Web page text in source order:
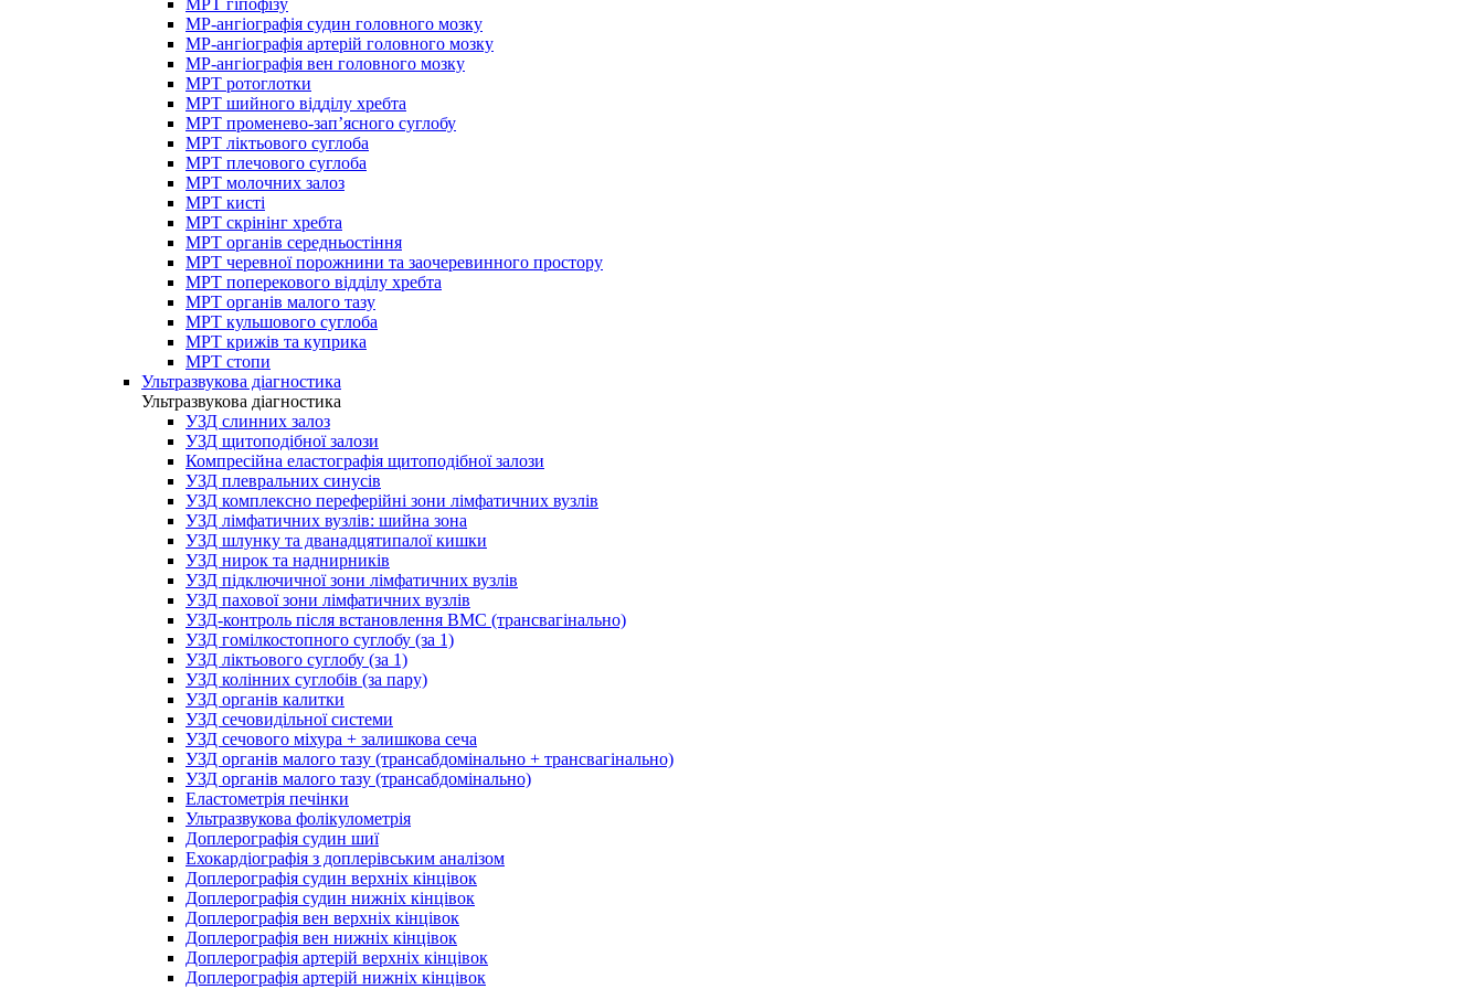
МРТ гіпофізу
МР-ангіографія судин головного мозку
МР-ангіографія артерій головного мозку
МР-ангіографія вен головного мозку
МРТ ротоглотки
МРТ шийного відділу хребта
МРТ променево-зап’ясного суглобу
МРТ ліктьового суглоба
МРТ плечового суглоба
МРТ молочних залоз
МРТ кисті
МРТ скрінінг хребта
МРТ органів середньостіння
МРТ черевної порожнини та заочеревинного простору
МРТ поперекового відділу хребта
МРТ органів малого тазу
МРТ кульшового суглоба
МРТ крижів та куприка
МРТ стопи
Ультразвукова діагностика
Ультразвукова діагностика
УЗД слинних залоз
УЗД щитоподібної залози
Компресійна еластографія щитоподібної залози
УЗД плевральних синусів
УЗД комплексно переферійні зони лімфатичних вузлів
УЗД лімфатичних вузлів: шийна зона
УЗД шлунку та дванадцятипалої кишки
УЗД нирок та наднирників
УЗД підключичної зони лімфатичних вузлів
УЗД пахової зони лімфатичних вузлів
УЗД-контроль після встановлення ВМС (трансвагінально)
УЗД гомілкостопного суглобу (за 1)
УЗД ліктьового суглобу (за 1)
УЗД колінних суглобів (за пару)
УЗД органів калитки
УЗД сечовидільної системи
УЗД сечового міхура + залишкова сеча
УЗД органів малого тазу (трансабдомінально + трансвагінально)
УЗД органів малого тазу (трансабдомінально)
Еластометрія печінки
Ультразвукова фолікулометрія
Доплерографія судин шиї
Ехокардіографія з доплерівським аналізом
Доплерографія судин верхніх кінцівок
Доплерографія судин нижніх кінцівок
Доплерографія вен верхніх кінцівок
Доплерографія вен нижніх кінцівок
Доплерографія артерій верхніх кінцівок
Доплерографія артерій нижніх кінцівок